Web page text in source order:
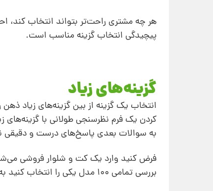
هر چه مشتری راحت‌تر بتواند انتخاب
پیچیدگی انتخاب گزینه مناسب است.
گزینه‌های زیاد
انتخاب یک گزینه از بین گزینه‌های زیاد
کردن یک فرم نظرسنجی طولانی با
به سوالات بعدی پاسخ‌های درست و دقیقی
بررسی تمامی 100 مدل یکی را انتخاب کنید به احتمال زیاد از آن فروشگاه خرید نخواهید کرد.